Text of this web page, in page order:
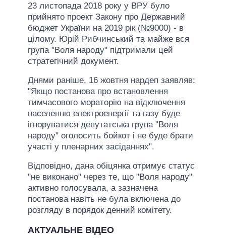
23 листопада 2018 року у ВРУ було
прийнято проект Закону про Державний
бюджет України на 2019 рік (№9000) - в
цілому. Юрій Рибчинський та майже вся
група "Воля народу" підтримали цей
стратегічний документ.
Днями раніше, 16 жовтня нардеп заявляв:
"Якщо постанова про встановлення
тимчасового мораторію на відключення
населенню електроенергії та газу буде
ігноруватися депутатська група "Воля
народу" оголосить бойкот і не буде брати
участі у пленарних засіданнях".
Відповідно, дана обіцянка отримує статус
"не виконано" через те, що "Воля народу"
активно голосувала, а зазначена
постанова навіть не була включена до
розгляду в порядок денний комітету.
АКТУАЛЬНЕ ВІДЕО